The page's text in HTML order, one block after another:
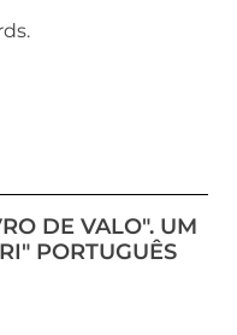
DE VALO". UM
PORTUGUÊS